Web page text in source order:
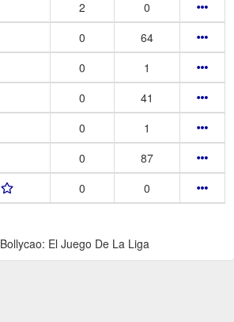
2
0
0
64
0
1
0
41
0
1
0
87
0 0
Bollycao: El Juego De La Liga